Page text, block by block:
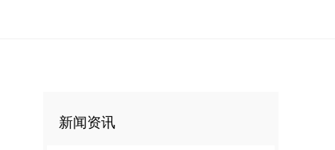
新闻资讯